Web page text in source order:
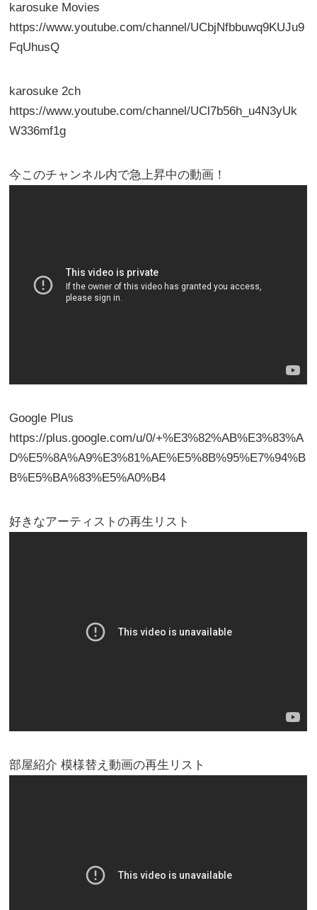
karosuke Movies
https://www.youtube.com/channel/UCbjNfbbuwq9KUJu9
FqUhusQ
karosuke 2ch
https://www.youtube.com/channel/UCl7b56h_u4N3yUk
W336mf1g
今このチャンネル内で急上昇中の動画！
Google Plus
https://plus.google.com/u/0/+%E3%82%AB%E3%83%A
D%E5%8A%A9%E3%81%AE%E5%8B%95%E7%94%B
B%E5%BA%83%E5%A0%B4
好きなアーティストの再生リスト
部屋紹介 模様替え動画の再生リスト